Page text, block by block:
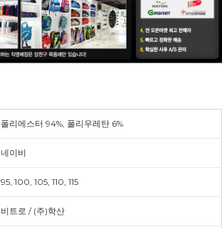
폴리에스터 94%, 폴리우레탄 6%
네이비
95, 100, 105, 110, 115
비트로 / (주)학산